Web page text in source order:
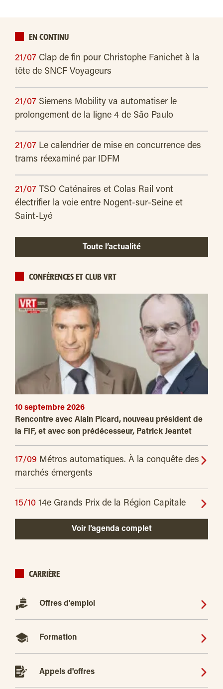
EN CONTINU
21/07 Clap de fin pour Christophe Fanichet à la
tête de SNCF Voyageurs
21/07 Siemens Mobility va automatiser le
prolongement de la ligne 4 de São Paulo
21/07 Le calendrier de mise en concurrence des
trams réexaminé par IDFM
21/07 TSO Caténaires et Colas Rail vont
électrifier la voie entre Nogent-sur-Seine et
Saint-Lyé
Toute l’actualité
CONFÉRENCES ET CLUB VRT
10 septembre 2026
Rencontre avec Alain Picard, nouveau président de
la FIF, et avec son prédécesseur, Patrick Jeantet
17/09 Métros automatiques. À la conquête des
marchés émergents
15/10 14e Grands Prix de la Région Capitale
Voir l’agenda complet
CARRIÈRE
Offres d'emploi
Formation
Appels d'offres